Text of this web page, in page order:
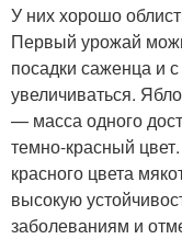
У них хорошо
Первый урожай
посадки саженца и
увеличиваться.
— масса одного
темно-красный
красного цвета
высокую
заболеваниям и